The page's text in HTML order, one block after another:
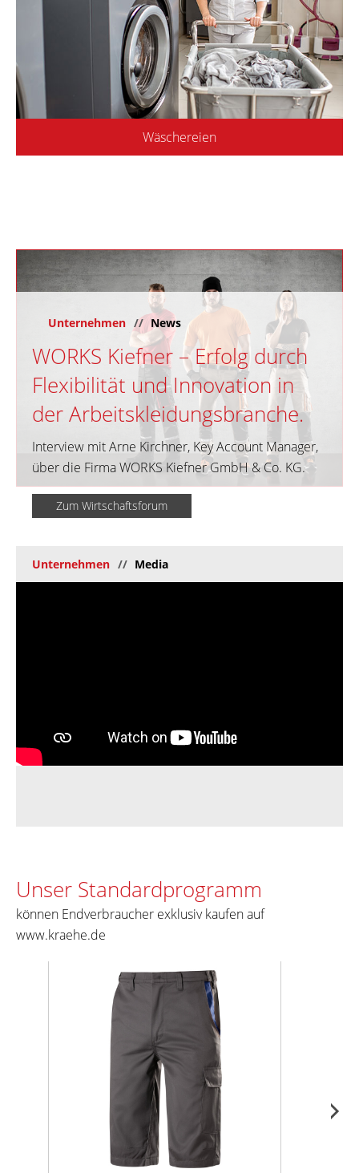
Wäschereien
Unternehmen News
WORKS Kiefner – Erfolg durch
Flexibilität und Innovation in
der Arbeitskleidungsbranche.
Interview mit Arne Kirchner, Key Account Manager,
über die Firma WORKS Kiefner GmbH & Co. KG.
Zum Wirtschaftsforum
Unternehmen Media
Unser Standardprogramm
können Endverbraucher exklusiv kaufen auf
www.kraehe.de